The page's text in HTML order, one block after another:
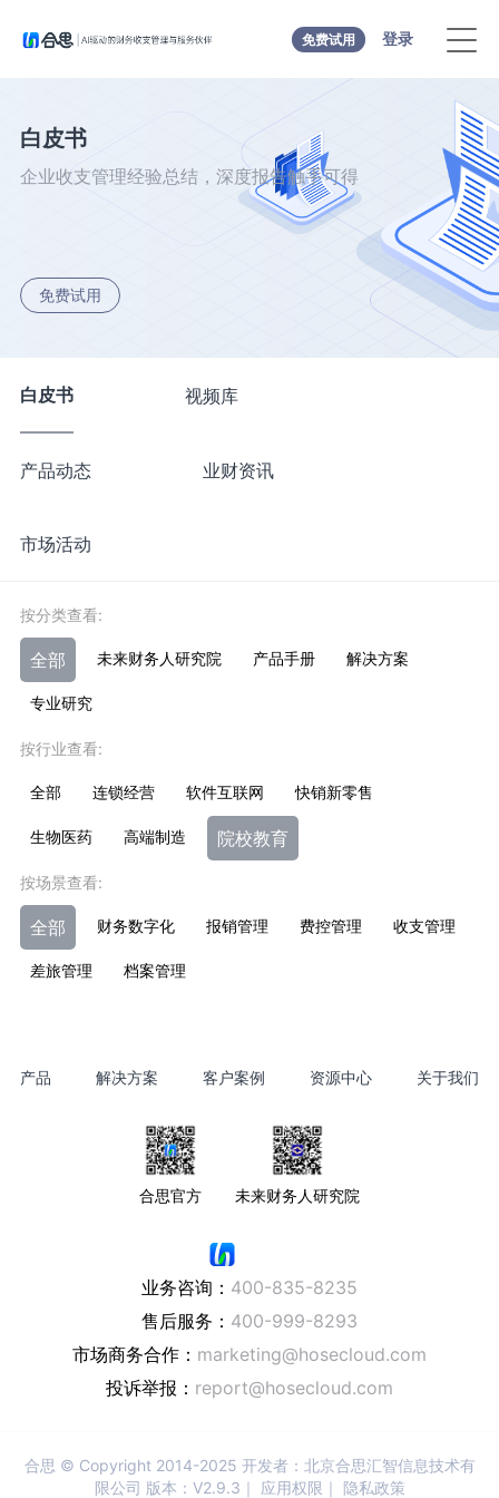
免费试用 登录
白皮书
企业收支管理经验总结，深度报告触手可得
免费试用
白皮书 视频库
产品动态 业财资讯
市场活动
按分类查看:
全部 未来财务人研究院 产品手册 解决方案
专业研究
按行业查看:
全部 连锁经营 软件互联网 快销新零售
生物医药 高端制造 院校教育
按场景查看:
全部 财务数字化 报销管理 费控管理 收支管理
差旅管理 档案管理
产品 解决方案 客户案例 资源中心 关于我们
合思官方 未来财务人研究院
业务咨询： 400-835-8235
售后服务： 400-999-8293
市场商务合作： marketing@hosecloud.com
投诉举报： report@hosecloud.com
合思 © Copyright 2014-2025 开发者：北京合思汇智信息技术有
限公司 版本：V2.9.3｜
应用权限 ｜ 隐私政策